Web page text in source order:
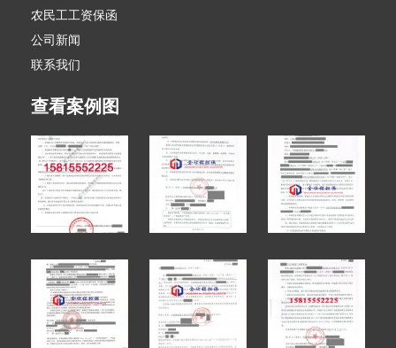
农民工工资保函
公司新闻
联系我们
查看案例图